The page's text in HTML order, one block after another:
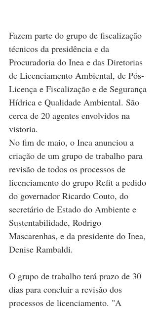
Fazem parte do grupo de fiscalização
técnicos da presidência e da
Procuradoria do Inea e das Diretorias
de Licenciamento Ambiental, de Pós-
Licença e Fiscalização e de Segurança
Hídrica e Qualidade Ambiental. São
cerca de 20 agentes envolvidos na
vistoria.
No fim de maio, o Inea anunciou a
criação de um grupo de trabalho para
revisão de todos os processos de
licenciamento do grupo Refit a pedido
do governador Ricardo Couto, do
secretário de Estado do Ambiente e
Sustentabilidade, Rodrigo
Mascarenhas, e da presidente do Inea,
Denise Rambaldi.
O grupo de trabalho terá prazo de 30
dias para concluir a revisão dos
processos de licenciamento. "A